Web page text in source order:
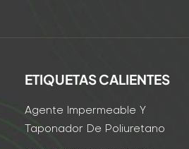
ETIQUETAS CALIENTES
Agente Impermeable Y
Taponador De Poliuretano